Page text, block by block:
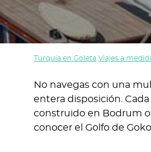
Turquía en Goleta Viajes a
No navegas con una
entera disposición.
construido en Bodrum o
conocer el Golfo de